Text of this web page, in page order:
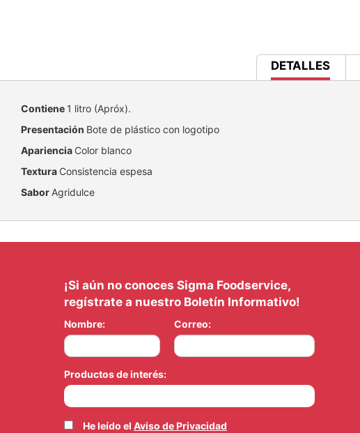
CURRENT
TAB:
DETALLES
Contiene 1 litro (Apróx).
Presentación Bote de plástico con logotipo
Apariencia Color blanco
Textura Consistencia espesa
Sabor Agridulce
¡Si aún no conoces Sigma Foodservice,
regístrate a nuestro Boletín Informativo!
Nombre: Correo:
Productos de interés:
He leído el Aviso de Privacidad